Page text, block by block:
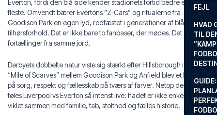
FEJL
HVAD
TIL
Everton, fordi den blå side kender stadionets fortid bedre end de
fleste. Omvendt bærer Evertons “Z-Cars” og ritualerne fra
Goodison Park en egen lyd, rodfæstet i generationer af blå
tilhørsforhold. Det er ikke bare to fanbaser, der mødes. Det er to
fortællinger fra samme jord.
Derbyets dobbelte natur viste sig stærkt efter Hillsborough i 1989.
“Mile of Scarves” mellem Goodison Park og Anfield blev et billede
på sorg, respekt og fællesskab på tværs af farver. Netop derfor
føles Liverpool vs Everton så intenst live: hadet er ikke enkelt. Det er
viklet sammen med familie, tab, stolthed og fælles historie.